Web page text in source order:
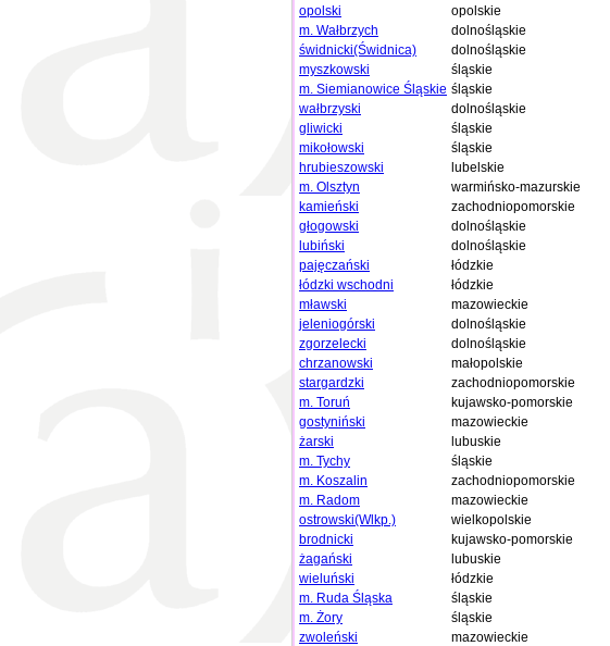
opolski
opolskie
m. Wałbrzych
dolnośląskie
świdnicki(Świdnica)
dolnośląskie
myszkowski
śląskie
m. Siemianowice Śląskie śląskie
wałbrzyski
dolnośląskie
gliwicki
śląskie
mikołowski
śląskie
hrubieszowski
lubelskie
m. Olsztyn
warmińsko-mazurskie
kamieński
zachodniopomorskie
głogowski
dolnośląskie
lubiński
dolnośląskie
pajęczański
łódzkie
łódzki wschodni
łódzkie
mławski
mazowieckie
jeleniogórski
dolnośląskie
zgorzelecki
dolnośląskie
chrzanowski
małopolskie
stargardzki
zachodniopomorskie
m. Toruń
kujawsko-pomorskie
gostyniński
mazowieckie
żarski
lubuskie
m. Tychy
śląskie
m. Koszalin
zachodniopomorskie
m. Radom
mazowieckie
ostrowski(Wlkp.)
wielkopolskie
brodnicki
kujawsko-pomorskie
żagański
lubuskie
wieluński
łódzkie
m. Ruda Śląska
śląskie
m. Żory
śląskie
zwoleński
mazowieckie